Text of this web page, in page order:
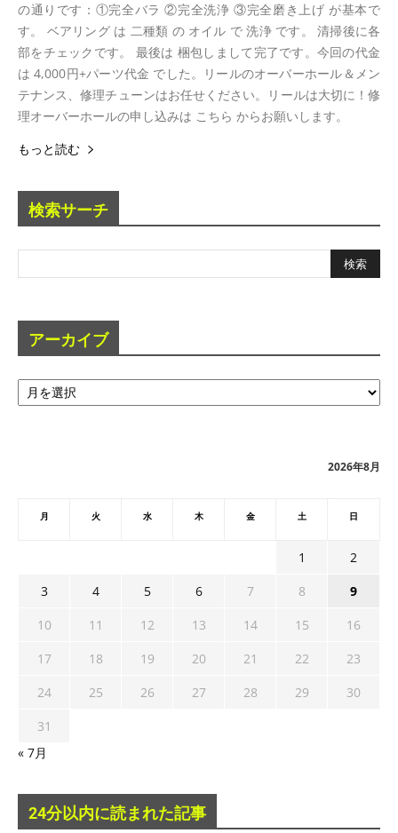
の通りです：①完全バラ ②完全洗浄 ③完全磨き上げ が基本で
す。 ベアリング は 二種類 の オイル で 洗浄 です。 清掃後に各
部をチェックです。 最後は 梱包しまして完了です。今回の代金
は 4,000円+パーツ代金 でした。リールのオーバーホール＆メン
テナンス、修理チューンはお任せください。リールは大切に！修
理オーバーホールの申し込みは こちら からお願いします。
もっと読む
検索サーチ
アーカイブ
ア
ー
2026年8月
月 火 水 木 金 土 日
1
2
3
4 5 6 7 8
9
10
11 12 13 14 15
16
17
18 19 20 21 22
23
24
25 26 27 28 29
30
31
« 7月
24分以内に読まれた記事